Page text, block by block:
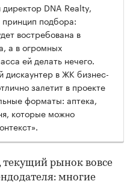
DNA Realty,
подбора:
востребована в
а в огромных
ей делать нечего.
дискаунтер в ЖК бизнес-
залетит в проекте
форматы: аптека,
которые можно
текущий рынок вовсе
многие